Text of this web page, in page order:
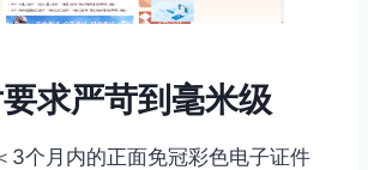
求严苛到毫米级
3个月内的正面免冠彩色电子证件